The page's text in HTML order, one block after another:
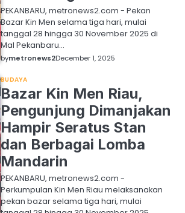
PEKANBARU, metronews2.com - Pekan
Bazar Kin Men selama tiga hari, mulai
tanggal 28 hingga 30 November 2025 di
Mal Pekanbaru…
bymetronews2December 1, 2025
BUDAYA
Bazar Kin Men Riau,
Pengunjung Dimanjakan
Hampir Seratus Stan
dan Berbagai Lomba
Mandarin
PEKANBARU, metronews2.com -
Perkumpulan Kin Men Riau melaksanakan
pekan bazar selama tiga hari, mulai